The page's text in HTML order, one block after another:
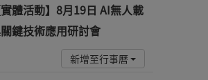
實體活動】8月19日 AI無人載
鍵技術應用研討會
新增至行事曆